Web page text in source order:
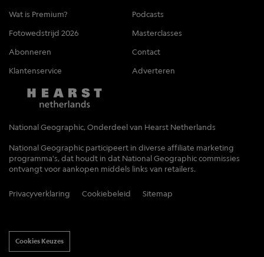
Wat is Premium?
Podcasts
Fotowedstrijd 2026
Masterclasses
Abonneren
Contact
Klantenservice
Adverteren
National Geographic, Onderdeel van Hearst Netherlands
National Geographic participeert in diverse affiliate marketing
programma's, dat houdt in dat National Geographic commissies
ontvangt voor aankopen middels links van retailers.
Privacyverklaring Cookiebeleid Sitemap
Cookies Keuzes